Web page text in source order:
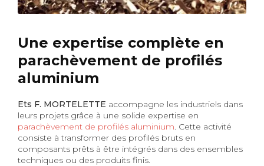
Une expertise complète en
parachèvement de profilés
aluminium
Ets F. MORTELETTE accompagne les industriels dans
leurs projets grâce à une solide expertise en
parachèvement de profilés aluminium. Cette activité
consiste à transformer des profilés bruts en
composants prêts à être intégrés dans des ensembles
techniques ou des produits finis.